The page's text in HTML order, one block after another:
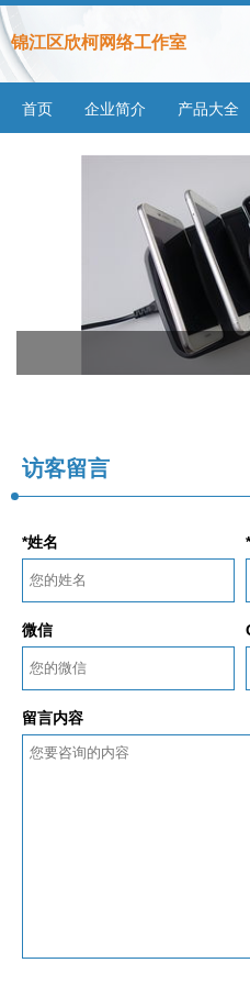
锦江区欣柯网络工作室
首页 企业简介 产品大全
访客留言
*姓名
微信
留言内容